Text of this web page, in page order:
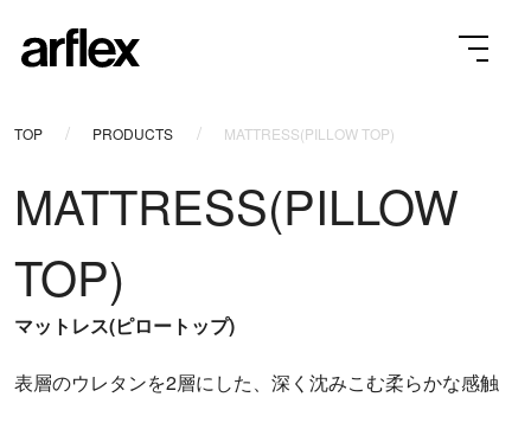
TOP PRODUCTS MATTRESS(PILLOW TOP)
MATTRESS(PILLOW
TOP)
マットレス(ピロートップ)
表層のウレタンを2層にした、深く沈みこむ柔らかな感触